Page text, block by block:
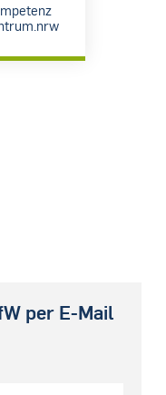
per E-Mail